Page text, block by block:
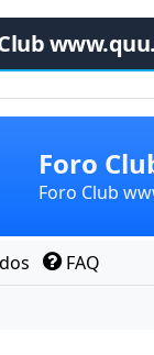
Foro
Foro Club
FAQ